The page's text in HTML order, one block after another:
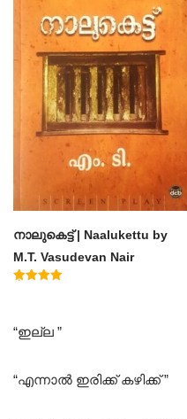
നാലുകെട്ട് | Naalukettu by
M.T. Vasudevan Nair
“ഇല്ല ”
“എന്നാൽ ഇരിക്ക് കഴിക്ക് ”